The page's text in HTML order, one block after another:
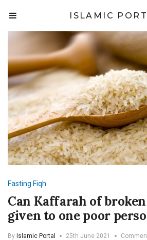
ISLAMIC
Fasting Fiqh
Can Kaffarah of
given to one poor
By Islamic Portal 25th June 2021